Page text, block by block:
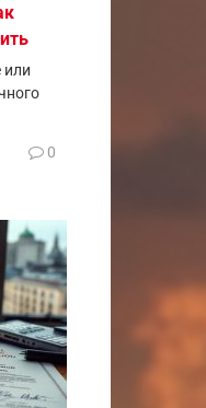
или
0